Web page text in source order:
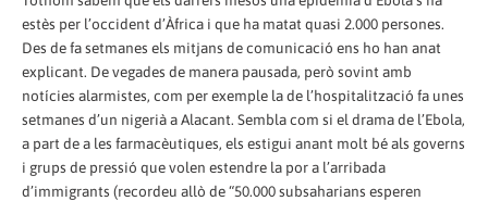
estès per l’occident d’Àfrica i que ha matat quasi 2.000 persones.
Des de fa setmanes els mitjans de comunicació ens ho han anat
explicant. De vegades de manera pausada, però sovint amb
notícies alarmistes, com per exemple la de l’hospitalització fa unes
setmanes d’un nigerià a Alacant. Sembla com si el drama de l’Ebola,
a part de a les farmacèutiques, els estigui anant molt bé als governs
i grups de pressió que volen estendre la por a l’arribada
d’immigrants (recordeu allò de “50.000 subsaharians esperen